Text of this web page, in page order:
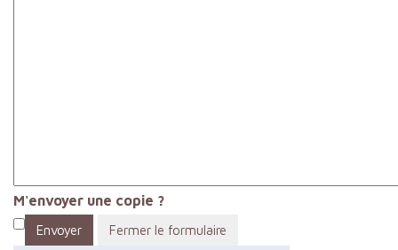
M'envoyer une copie ?
Envoyer
Fermer le formulaire